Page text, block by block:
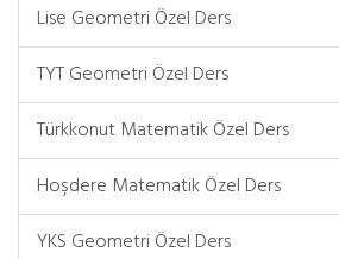
Lise Geometri Özel Ders
TYT Geometri Özel Ders
Türkkonut Matematik Özel Ders
Hoşdere Matematik Özel Ders
YKS Geometri Özel Ders